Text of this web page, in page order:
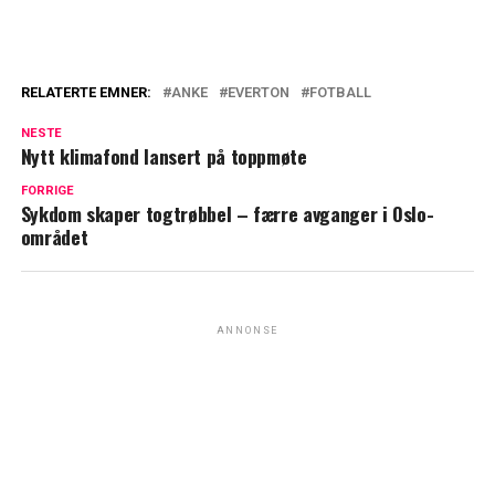
RELATERTE EMNER: ANKE EVERTON FOTBALL
NESTE
Nytt klimafond lansert på toppmøte
FORRIGE
Sykdom skaper togtrøbbel – færre avganger i Oslo-
området
ANNONSE